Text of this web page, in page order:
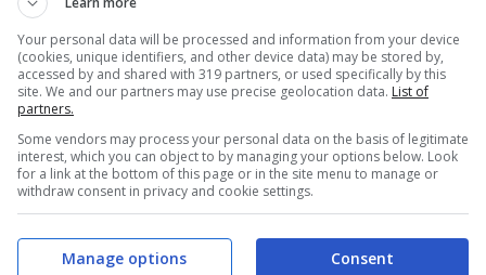
passeggera che doveva mettere il cane in un
“passeggino”. La donna aveva anche provato a
questo non aveva cambiato l’opinione degli agenti.
sua meta, ha poi lasciato il cane vicino al parcheggio
Your personal data will be processed and information from your device
(cookies, unique identifiers, and other device data) may be stored by,
accessed by and shared with 319 partners, or used specifically by this
site. We and our partners may use precise geolocation data. List of
partners.
Some vendors may process your personal data on the basis of legitimate
interest, which you can object to by managing your options below. Look
for a link at the bottom of this page or in the site menu to manage or
withdraw consent in privacy and cookie settings.
Consent
Manage options